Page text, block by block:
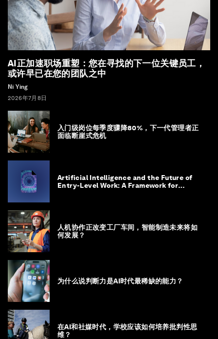
AI正加速职场重塑：您在寻找的下一位关键员工，
或许早已在您的团队之中
Ni Ying
2026年7月8日
入门级岗位每季度骤降80%，下一代管理者正
面临断崖式危机
Artificial Intelligence and the Future of
Entry-Level Work: A Framework for
人机协作正改变工厂车间，智能制造未来将如
何发展？
为什么说判断力是AI时代最稀缺的能力？
在AI和社媒时代，学校应该如何培养批判性思
维？